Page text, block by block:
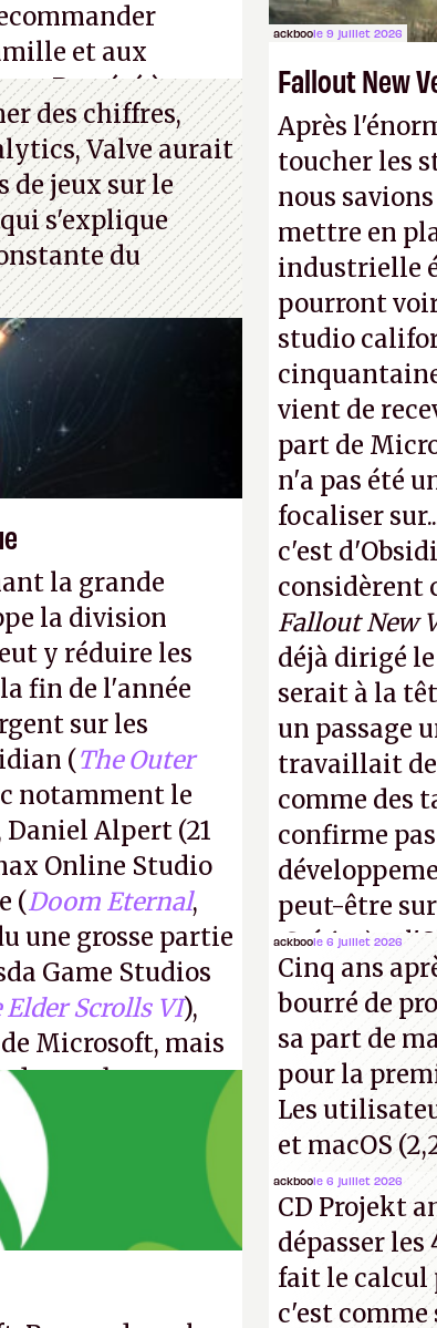
et aux
Bon été à tous
des chiffres,
Valve aurait
de jeux sur le
s'explique
du
ackboole 9 juillet 2026
Fallout New
Après
toucher les
nous
mettre en
industrielle
pourront
studio
vient de
part de
n'a pas été
focaliser
c'est
considèrent
Fallout New
déjà dirigé
serait à la
un passage
travaillait
comme des
confirme
peut-être sur
Crétins)et
même
commencer
la grande
la division
y réduire les
fin de l'année
sur les
(The Outer
notamment le
Alpert (21
Online Studio
(Doom Eternal,
une grosse partie
Game Studios
Elder Scrolls VI),
Microsoft, mais
de nombreux
ackboole 6 juillet 2026
Cinq ans
bourré de
sa part de
pour la
Les
et macOS
ackboole 6 juillet 2026
CD Projekt
dépasser
fait le calcul
c'est